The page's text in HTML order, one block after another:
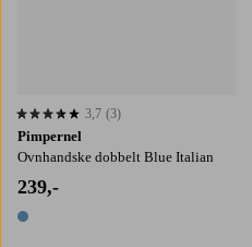
Pimpernel
Ovnhandske dobbelt Blue Italian
239,-
1 farve
3,7 baseret på 3 bedømmelser
3,7 (3)